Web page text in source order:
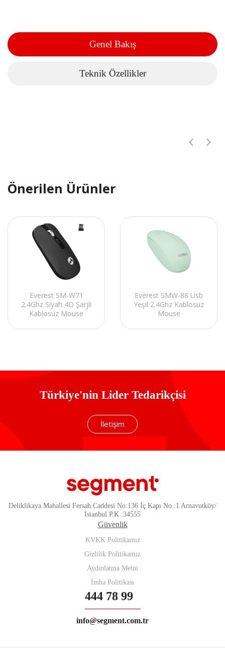
Genel Bakış
Teknik Özellikler
Önerilen Ürünler
Everest SM-W71
2.4Ghz Siyah 4D Şarjlı
Kablosuz Mouse
Everest SMW-88 Usb
Yeşil 2.4Ghz Kablosuz
Mouse
Türkiye'nin Lider Tedarikçisi
İletişim
Deliklikaya Mahallesi Fersah Caddesi No:136 İç Kapı No :1 Arnavutköy/
İstanbul P.K :34555
Güvenlik
KVKK Politikamız
Gizlilik Politikamız
Aydınlatma Metni
İmha Politikası
444 78 99
info@segment.com.tr